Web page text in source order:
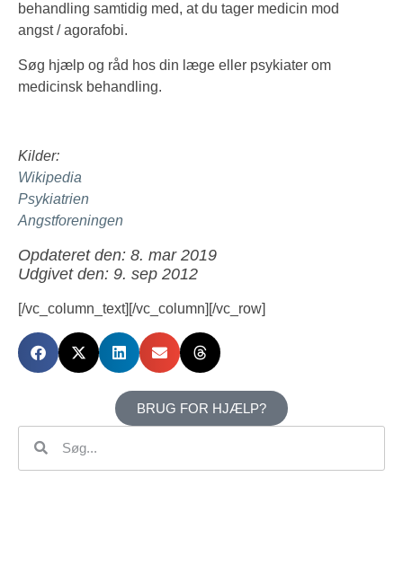
behandling samtidig med, at du tager medicin mod
angst / agorafobi.
Søg hjælp og råd hos din læge eller psykiater om
medicinsk behandling.
Kilder:
Wikipedia
Psykiatrien
Angstforeningen
Opdateret den: 8. mar 2019
Udgivet den: 9. sep 2012
[/vc_column_text][/vc_column][/vc_row]
BRUG FOR HJÆLP?